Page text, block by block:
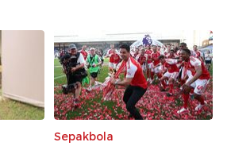
Sepakbola